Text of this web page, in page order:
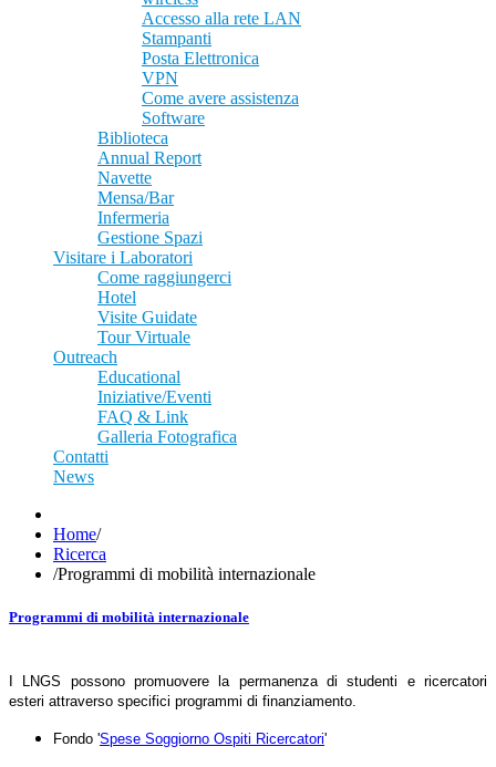
Accesso alla rete LAN
Stampanti
Posta Elettronica
VPN
Come avere assistenza
Software
Biblioteca
Annual Report
Navette
Mensa/Bar
Infermeria
Gestione Spazi
Visitare i Laboratori
Come raggiungerci
Hotel
Visite Guidate
Tour Virtuale
Outreach
Educational
Iniziative/Eventi
FAQ & Link
Galleria Fotografica
Contatti
News
Home/
Ricerca
/Programmi di mobilità internazionale
Programmi di mobilità internazionale
I LNGS possono promuovere la permanenza di studenti e ricercatori
esteri attraverso specifici programmi di finanziamento.
Fondo 'Spese Soggiorno Ospiti Ricercatori'